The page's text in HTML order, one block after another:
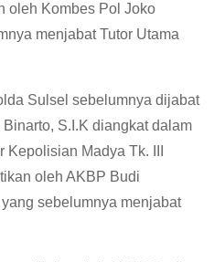
oleh Kombes Pol Joko
menjabat Tutor Utama
Sulsel sebelumnya dijabat
S.I.K diangkat dalam
Madya Tk. III
oleh AKBP Budi
sebelumnya menjabat